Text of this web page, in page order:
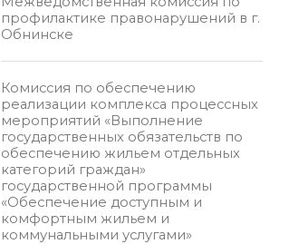
профилактике правонарушений в г.
Обнинске
Комиссия по обеспечению
реализации комплекса процессных
мероприятий «Выполнение
государственных обязательств по
обеспечению жильем отдельных
категорий граждан»
государственной программы
«Обеспечение доступным и
комфортным жильем и
коммунальными услугами»